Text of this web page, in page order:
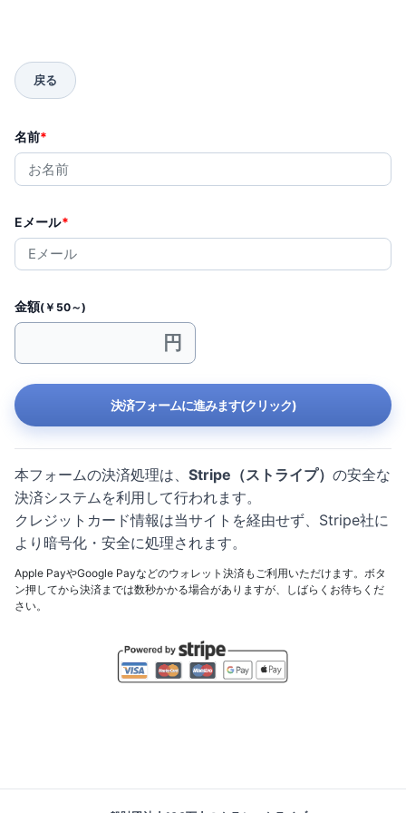
名前*
Eメール*
金額(￥50～)
決済フォームに進みます(クリック)
本フォームの決済処理は、 Stripe（ストライプ） の安全な
決済システムを利用して行われます。
クレジットカード情報は当サイトを経由せず、Stripe社に
より暗号化・安全に処理されます。
Apple PayやGoogle Payなどのウォレット決済もご利用いただけます。ボタ
ン押してから決済までは数秒かかる場合がありますが、しばらくお待ちくだ
さい。